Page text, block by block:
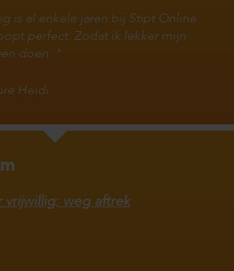
is al enkele jaren bij Stipt Online
perfect. Zodat ik lekker mijn
doen.
Heidi
vrijwillig: weg aftrek